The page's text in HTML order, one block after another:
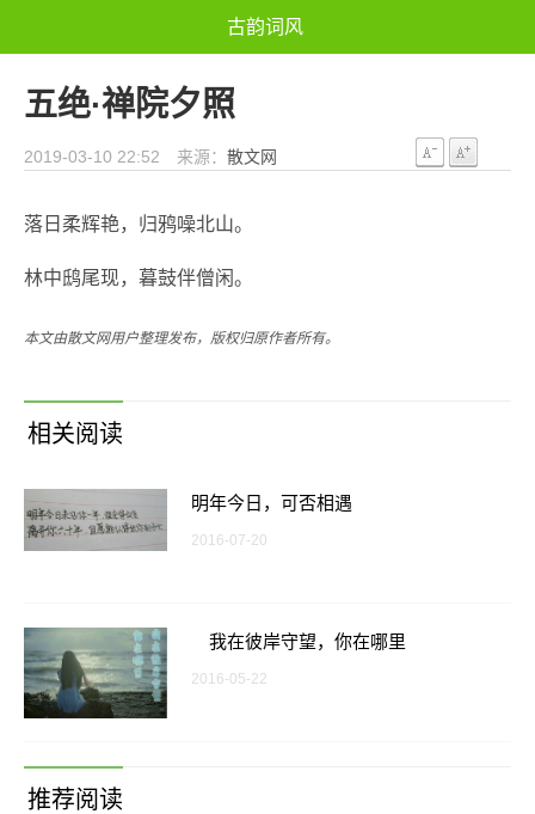
古韵词风
五绝·禅院夕照
2019-03-10 22:52 来源： 散文网
落日柔辉艳，归鸦噪北山。
林中鸱尾现，暮鼓伴僧闲。
本文由散文网用户整理发布，版权归原作者所有。
相关阅读
明年今日，可否相遇
2016-07-20
我在彼岸守望，你在哪里
2016-05-22
推荐阅读